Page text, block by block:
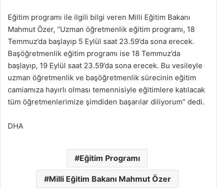
Eğitim programı ile ilgili bilgi veren Milli Eğitim Bakanı
Mahmut Özer, “Uzman öğretmenlik eğitim programı, 18
Temmuz’da başlayıp 5 Eylül saat 23.59’da sona erecek.
Başöğretmenlik eğitim programı ise 18 Temmuz’da
başlayıp, 19 Eylül saat 23.59’da sona erecek. Bu vesileyle
uzman öğretmenlik ve başöğretmenlik sürecinin eğitim
camiamıza hayırlı olması temennisiyle eğitimlere katılacak
tüm öğretmenlerimize şimdiden başarılar diliyorum” dedi.
DHA
Eğitim Programı
Milli Eğitim Bakanı Mahmut Özer